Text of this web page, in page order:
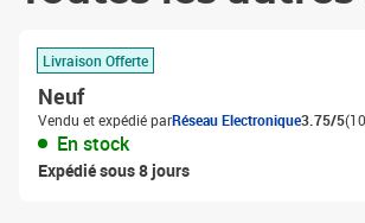
Livraison Offerte
Neuf
Vendu et expédié parRéseau Electronique3.75/5
En stock
Expédié sous 8 jours